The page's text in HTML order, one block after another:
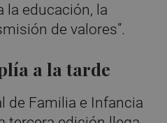
la educación, la
de valores”.
a la tarde
de Familia e Infancia